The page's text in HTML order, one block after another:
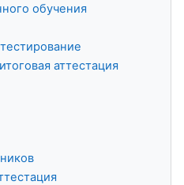
обучения
аттестация